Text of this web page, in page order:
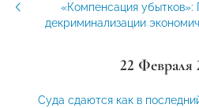
«Компенсация убытков»:
декриминализации
22 Февраля
Суда сдаются как в